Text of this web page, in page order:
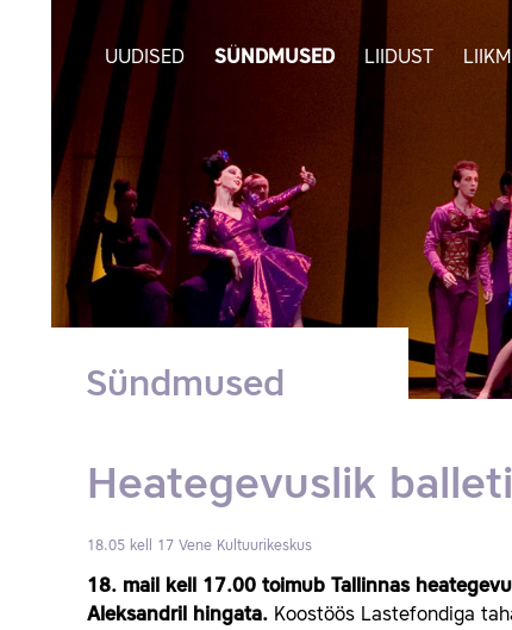
UUDISED SÜNDMUSED LIIDUST
Sündmused
Heategevuslik
18.05 kell 17 Vene Kultuurikeskus
18. mail kell 17.00 toimub Tallinnas
Aleksandril hingata. Koostöös Lastefondiga